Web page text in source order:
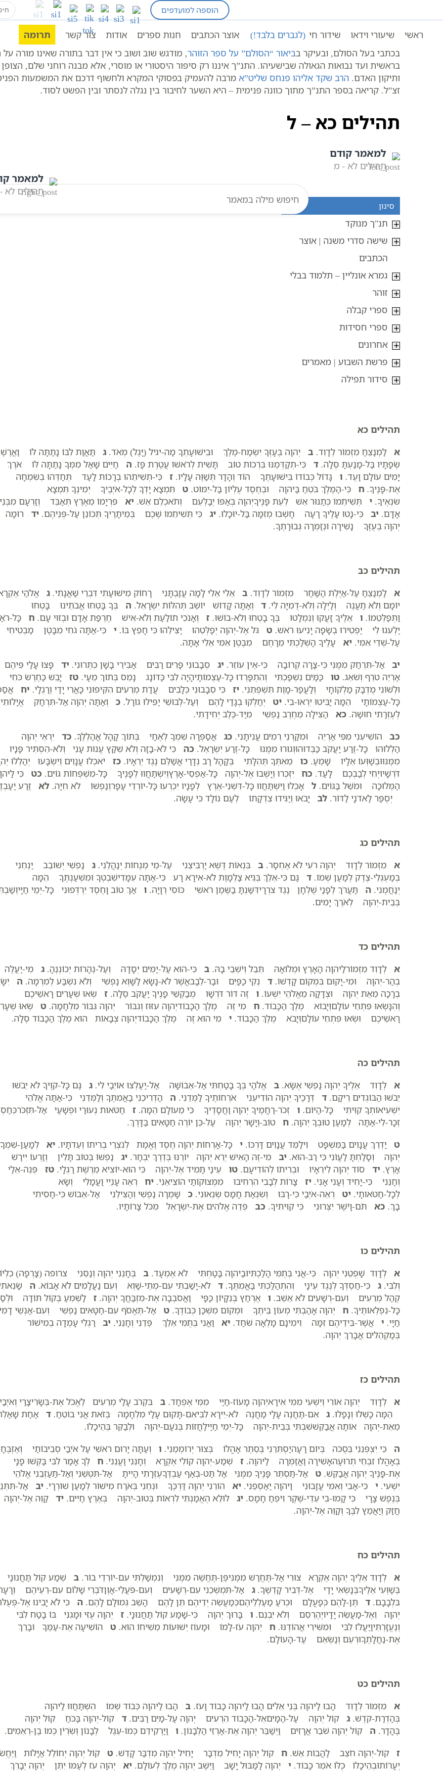
to
הוספה למועדפים for:
ראשי שיעורי וידאו שידור חי (לגברים בלבד!) אוצר הכתבים חנות ספרים אודות צור קשר תרומה
עמוד ראשי אוצר הכתבים כתובים תהילים תהילים כא – ל
בכתבי בעל הסולם, ובעיקר בביאור “הסולם” על ספר הזוהר, מודגש שוב ושוב כי אין דבר בתורה שאינו מורה
בראשית ועד נבואות הגאולה שבישעיהו. התנ”ך איננו רק סיפור היסטורי או מוסרי, אלא מבנה רוחני שלם,
ותיקון האדם. הרב שקד אליהו פנחס שליט”א מרבה להעמיק בפסוקי המקרא ולחשוף דרכם את המשמעות
זצ”ל. קריאה בספר התנ”ך מתוך כוונה פנימית – היא השער לחיבור בין נגלה לנסתר ובין הפשט לסוד.
תהילים כא – ל
למאמר קודם
תהילים לא - מ
תהילים כא
א לַמְנַצֵּחַ מִזְמוֹר לְדָוִד. ב יְהוָה בְּעָזְּךָ יִשְׂמַח-מֶלֶךְ וּבִישׁוּעָתְךָ מַה-יגיל (יָּגֶל) מְאֹד. ג תַּאֲוַת לִבּוֹ נָתַתָּה לּוֹ
שְׂפָתָיו בַּל-מָנַעְתָּ סֶּלָה. ד כִּי-תְקַדְּמֶנּוּ בִּרְכוֹת טוֹב תָּשִׁית לְרֹאשׁוֹ עֲטֶרֶת פָּז. ה חַיִּים שָׁאַל מִמְּךָ נָתַתָּה לּוֹ אֹרֶךְ
יָמִים עוֹלָם וָעֶד. ו גָּדוֹל כְּבוֹדוֹ בִּישׁוּעָתֶךָ הוֹד וְהָדָר תְּשַׁוֶּה עָלָיו. ז כִּי-תְשִׁיתֵהוּ בְרָכוֹת לָעַד תְּחַדֵּהוּ בְשִׂמְחָה
אֶת-פָּנֶיךָ. ח כִּי-הַמֶּלֶךְ בֹּטֵחַ בַּיהוָה וּבְחֶסֶד עֶלְיוֹן בַּל-יִמּוֹט. ט תִּמְצָא יָדְךָ לְכָל-אֹיְבֶיךָ יְמִינְךָ תִּמְצָא
שֹׂנְאֶיךָ. י תְּשִׁיתֵמוֹ כְּתַנּוּר אֵשׁ לְעֵת פָּנֶיךָיְהוָה בְּאַפּוֹ יְבַלְּעֵם וְתֹאכְלֵם אֵשׁ. יא פִּרְיָמוֹ מֵאֶרֶץ תְּאַבֵּד וְזַרְעָם מִבְּנֵי
אָדָם. יב כִּי-נָטוּ עָלֶיךָ רָעָה חָשְׁבוּ מְזִמָּה בַּל-יוּכָלוּ. יג כִּי תְּשִׁיתֵמוֹ שֶׁכֶם בְּמֵיתָרֶיךָ תְּכוֹנֵן עַל-פְּנֵיהֶם. יד רוּמָה
יְהוָה בְעֻזֶּךָ נָשִׁירָה וּנְזַמְּרָה גְּבוּרָתֶךָ.
תהילים כב
א לַמְנַצֵּחַ עַל-אַיֶּלֶת הַשַּׁחַר מִזְמוֹר לְדָוִד. ב אֵלִי אֵלִי לָמָה עֲזַבְתָּנִי רָחוֹק מִישׁוּעָתִי דִּבְרֵי שַׁאֲגָתִי. ג אֱלֹהַי
יוֹמָם וְלֹא תַעֲנֶה וְלַיְלָה וְלֹא-דֻמִיָּה לִי. ד וְאַתָּה קָדוֹשׁ יוֹשֵׁב תְּהִלּוֹת יִשְׂרָאֵל. ה בְּךָ בָּטְחוּ אֲבֹתֵינוּ בָּטְחוּ
וַתְּפַלְּטֵמוֹ. ו אֵלֶיךָ זָעֲקוּ וְנִמְלָטוּ בְּךָ בָטְחוּ וְלֹא-בוֹשׁוּ. ז וְאָנֹכִי תוֹלַעַת וְלֹא-אִישׁ חֶרְפַּת אָדָם וּבְזוּי עָם. ח כָּל-
יַלְעִגוּ לִי יַפְטִירוּ בְשָׂפָה יָנִיעוּ רֹאשׁ. ט גֹּל אֶל-יְהוָה יְפַלְּטֵהוּ יַצִּילֵהוּ כִּי חָפֵץ בּוֹ. י כִּי-אַתָּה גֹחִי מִבָּטֶן מַבְטִיחִי
עַל-שְׁדֵי אִמִּי. יא עָלֶיךָ הָשְׁלַכְתִּי מֵרָחֶם מִבֶּטֶן אִמִּי אֵלִי אָתָּה.
יב אַל-תִּרְחַק מִמֶּנִּי כִּי-צָרָה קְרוֹבָה כִּי-אֵין עוֹזֵר. יג סְבָבוּנִי פָּרִים רַבִּים אַבִּירֵי בָשָׁן כִּתְּרוּנִי. יד פָּצוּ עָלַי
אַרְיֵה טֹרֵף וְשֹׁאֵג. טו כַּמַּיִם נִשְׁפַּכְתִּי וְהִתְפָּרְדוּ כָּל-עַצְמוֹתָיהָיָה לִבִּי כַּדּוֹנָג נָמֵס בְּתוֹךְ מֵעָי. טז יָבֵשׁ כַּחֶרֶשׂ כֹּחִי
וּלְשׁוֹנִי מֻדְבָּק מַלְקוֹחָי וְלַעֲפַר-מָוֶת תִּשְׁפְּתֵנִי. יז כִּי סְבָבוּנִי כְּלָבִים עֲדַת מְרֵעִים הִקִּיפוּנִי כָּאֲרִי יָדַי וְרַגְלָי. יח
כָּל-עַצְמוֹתָי הֵמָּה יַבִּיטוּ יִרְאוּ-בִי. יט יְחַלְּקוּ בְגָדַי לָהֶם וְעַל-לְבוּשִׁי יַפִּילוּ גוֹרָל. כ וְאַתָּה יְהוָה אַל-תִּרְחָק אֱיָלוּתִי
לְעֶזְרָתִי חוּשָׁה. כא הַצִּילָה מֵחֶרֶב נַפְשִׁי מִיַּד-כֶּלֶב יְחִידָתִי.
כב הוֹשִׁיעֵנִי מִפִּי אַרְיֵה וּמִקַּרְנֵי רֵמִים עֲנִיתָנִי. כג אֲסַפְּרָה שִׁמְךָ לְאֶחָי בְּתוֹךְ קָהָל אֲהַלְלֶךָּ. כד יִרְאֵי יְהוָה
הַלְלוּהוּ כָּל-זֶרַע יַעֲקֹב כַּבְּדוּהוּוְגוּרוּ מִמֶּנּוּ כָּל-זֶרַע יִשְׂרָאֵל. כה כִּי לֹא-בָזָה וְלֹא שִׁקַּץ עֱנוּת עָנִי וְלֹא-הִסְתִּיר פָּנָיו
מִמֶּנּוּוּבְשַׁוְּעוֹ אֵלָיו שָׁמֵעַ. כו מֵאִתְּךָ תְּהִלָּתִי בְּקָהָל רָב נְדָרַי אֲשַׁלֵּם נֶגֶד יְרֵאָיו. כז יֹאכְלוּ עֲנָוִים וְיִשְׂבָּעוּ יְהַלְלוּ
דֹּרְשָׁיויְחִי לְבַבְכֶם לָעַד. כח יִזְכְּרוּ וְיָשֻׁבוּ אֶל-יְהוָה כָּל-אַפְסֵי-אָרֶץוְיִשְׁתַּחֲווּ לְפָנֶיךָ כָּל-מִשְׁפְּחוֹת גּוֹיִם. כט כִּי
הַמְּלוּכָה וּמֹשֵׁל בַּגּוֹיִם. ל אָכְלוּ וַיִּשְׁתַּחֲווּ כָּל-דִּשְׁנֵי-אֶרֶץ לְפָנָיו יִכְרְעוּ כָּל-יוֹרְדֵי עָפָרוְנַפְשׁוֹ לֹא חִיָּה. לא זֶרַע
יְסֻפַּר לַאדֹנָי לַדּוֹר. לב יָבֹאוּ וְיַגִּידוּ צִדְקָתוֹ לְעַם נוֹלָד כִּי עָשָׂה.
תהילים כג
א מִזְמוֹר לְדָוִד יְהוָה רֹעִי לֹא אֶחְסָר. ב בִּנְאוֹת דֶּשֶׁא יַרְבִּיצֵנִי עַל-מֵי מְנֻחוֹת יְנַהֲלֵנִי. ג נַפְשִׁי יְשׁוֹבֵב יַנְחֵנִי
בְמַעְגְּלֵי-צֶדֶק לְמַעַן שְׁמוֹ. ד גַּם כִּי-אֵלֵךְ בְּגֵיא צַלְמָוֶת לֹא-אִירָא רָע כִּי-אַתָּה עִמָּדִישִׁבְטְךָ וּמִשְׁעַנְתֶּךָ הֵמָּה
יְנַחֲמֻנִי. ה תַּעֲרֹךְ לְפָנַי שֻׁלְחָן נֶגֶד צֹרְרָידִּשַּׁנְתָּ בַשֶּׁמֶן רֹאשִׁי כּוֹסִי רְוָיָה. ו אַךְ טוֹב וָחֶסֶד יִרְדְּפוּנִי כָּל-יְמֵי
בְּבֵית-יְהוָה לְאֹרֶךְ יָמִים.
תהילים כד
א לְדָוִד מִזְמוֹרלַיהוָה הָאָרֶץ וּמְלוֹאָהּ תֵּבֵל וְיֹשְׁבֵי בָהּ. ב כִּי-הוּא עַל-יַמִּים יְסָדָהּ וְעַל-נְהָרוֹת יְכוֹנְנֶהָ. ג מִי-יַעֲלֶה
בְהַר-יְהוָה וּמִי-יָקוּם בִּמְקוֹם קָדְשׁוֹ. ד נְקִי כַפַּיִם וּבַר-לֵבָבאֲשֶׁר לֹא-נָשָׂא לַשָּׁוְא נַפְשִׁי וְלֹא נִשְׁבַּע לְמִרְמָה. ה
בְרָכָה מֵאֵת יְהוָה וּצְדָקָה מֵאֱלֹהֵי יִשְׁעוֹ. ו זֶה דּוֹר דֹּרְשָׁו מְבַקְשֵׁי פָנֶיךָ יַעֲקֹב סֶלָה. ז שְׂאוּ שְׁעָרִים רָאשֵׁיכֶם
וְהִנָּשְׂאוּ פִּתְחֵי עוֹלָםוְיָבוֹא מֶלֶךְ הַכָּבוֹד. ח מִי זֶה מֶלֶךְ הַכָּבוֹדיְהוָה עִזּוּז וְגִבּוֹר יְהוָה גִּבּוֹר מִלְחָמָה. ט שְׂאוּ
רָאשֵׁיכֶם וּשְׂאוּ פִּתְחֵי עוֹלָםוְיָבֹא מֶלֶךְ הַכָּבוֹד. י מִי הוּא זֶה מֶלֶךְ הַכָּבוֹדיְהוָה צְבָאוֹת הוּא מֶלֶךְ הַכָּבוֹד סֶלָה.
תהילים כה
א לְדָוִד אֵלֶיךָ יְהוָה נַפְשִׁי אֶשָּׂא. ב אֱלֹהַי בְּךָ בָטַחְתִּי אַל-אֵבוֹשָׁה אַל-יַעַלְצוּ אוֹיְבַי לִי. ג גַּם כָּל-קֹוֶיךָ לֹא יֵבֹשׁוּ
יֵבֹשׁוּ הַבּוֹגְדִים רֵיקָם. ד דְּרָכֶיךָ יְהוָה הוֹדִיעֵנִי אֹרְחוֹתֶיךָ לַמְּדֵנִי. ה הַדְרִיכֵנִי בַאֲמִתֶּךָ וְלַמְּדֵנִי כִּי-אַתָּה אֱלֹהֵי
יִשְׁעִיאוֹתְךָ קִוִּיתִי כָּל-הַיּוֹם. ו זְכֹר-רַחֲמֶיךָ יְהוָה וַחֲסָדֶיךָ כִּי מֵעוֹלָם הֵמָּה. ז חַטֹּאות נְעוּרַי וּפְשָׁעַי אַל-
זְכָר-לִי-אַתָּה לְמַעַן טוּבְךָ יְהוָה. ח טוֹב-וְיָשָׁר יְהוָה עַל-כֵּן יוֹרֶה חַטָּאִים בַּדָּרֶךְ.
ט יַדְרֵךְ עֲנָוִים בַּמִּשְׁפָּט וִילַמֵּד עֲנָוִים דַּרְכּוֹ. י כָּל-אָרְחוֹת יְהוָה חֶסֶד וֶאֱמֶת לְנֹצְרֵי בְרִיתוֹ וְעֵדֹתָיו. יא לְמַעַן-שִׁמְךָ
יְהוָה וְסָלַחְתָּ לַעֲו‍ֹנִי כִּי רַב-הוּא. יב מִי-זֶה הָאִישׁ יְרֵא יְהוָה יוֹרֶנּוּ בְּדֶרֶךְ יִבְחָר. יג נַפְשׁוֹ בְּטוֹב תָּלִין וְזַרְעוֹ יִירַשׁ
אָרֶץ. יד סוֹד יְהוָה לִירֵאָיו וּבְרִיתוֹ לְהוֹדִיעָם. טו עֵינַי תָּמִיד אֶל-יְהוָה כִּי הוּא-יוֹצִיא מֵרֶשֶׁת רַגְלָי. טז פְּנֵה-אֵלַי
וְחָנֵּנִי כִּי-יָחִיד וְעָנִי אָנִי. יז צָרוֹת לְבָבִי הִרְחִיבוּ מִמְּצוּקוֹתַי הוֹצִיאֵנִי. יח רְאֵה עָנְיִי וַעֲמָלִי וְשָׂא
לְכָל-חַטֹּאותָי. יט רְאֵה-אֹיְבַי כִּי-רָבּוּ וְשִׂנְאַת חָמָס שְׂנֵאוּנִי. כ שָׁמְרָה נַפְשִׁי וְהַצִּילֵנִי אַל-אֵבוֹשׁ כִּי-חָסִיתִי
בָךְ. כא תֹּם-וָיֹשֶׁר יִצְּרוּנִי כִּי קִוִּיתִיךָ. כב פְּדֵה אֱלֹהִים אֶת-יִשְׂרָאֵל מִכֹּל צָרוֹתָיו.
תהילים כו
א לְדָוִד שָׁפְטֵנִי יְהוָה כִּי-אֲנִי בְּתֻמִּי הָלַכְתִּיוּבַיהוָה בָּטַחְתִּי לֹא אֶמְעָד. ב בְּחָנֵנִי יְהוָה וְנַסֵּנִי צרופה (צָרְפָה)
וְלִבִּי. ג כִּי-חַסְדְּךָ לְנֶגֶד עֵינָי וְהִתְהַלַּכְתִּי בַּאֲמִתֶּךָ. ד לֹא-יָשַׁבְתִּי עִם-מְתֵי-שָׁוְא וְעִם נַעֲלָמִים לֹא אָבוֹא. ה
קְהַל מְרֵעִים וְעִם-רְשָׁעִים לֹא אֵשֵׁב. ו אֶרְחַץ בְּנִקָּיוֹן כַּפָּי וַאֲסֹבְבָה אֶת-מִזְבַּחֲךָ יְהוָה. ז לַשְׁמִעַ בְּקוֹל תּוֹדָה
כָּל-נִפְלְאוֹתֶיךָ. ח יְהוָה אָהַבְתִּי מְעוֹן בֵּיתֶךָ וּמְקוֹם מִשְׁכַּן כְּבוֹדֶךָ. ט אַל-תֶּאֱסֹף עִם-חַטָּאִים נַפְשִׁי וְעִם-אַנְשֵׁי
חַיָּי. י אֲשֶׁר-בִּידֵיהֶם זִמָּה וִימִינָם מָלְאָה שֹּׁחַד. יא וַאֲנִי בְּתֻמִּי אֵלֵךְ פְּדֵנִי וְחָנֵּנִי. יב רַגְלִי עָמְדָה בְמִישׁוֹר
בְּמַקְהֵלִים אֲבָרֵךְ יְהוָה.
תהילים כז
א לְדָוִד יְהוָה אוֹרִי וְיִשְׁעִי מִמִּי אִירָאיְהוָה מָעוֹז-חַיַּי מִמִּי אֶפְחָד. ב בִּקְרֹב עָלַי מְרֵעִים לֶאֱכֹל אֶת-בְּשָׂרִיצָרַי
הֵמָּה כָשְׁלוּ וְנָפָלוּ. ג אִם-תַּחֲנֶה עָלַי מַחֲנֶה לֹא-יִירָא לִבִּיאִם-תָּקוּם עָלַי מִלְחָמָה בְּזֹאת אֲנִי בוֹטֵחַ. ד אַחַת
מֵאֵת-יְהוָה אוֹתָהּ אֲבַקֵּשׁשִׁבְתִּי בְּבֵית-יְהוָה כָּל-יְמֵי חַיַּילַחֲזוֹת בְּנֹעַם-יְהוָה וּלְבַקֵּר בְּהֵיכָלוֹ.
ה כִּי יִצְפְּנֵנִי בְּסֻכֹּה בְּיוֹם רָעָהיַסְתִּרֵנִי בְּסֵתֶר אָהֳלוֹ בְּצוּר יְרוֹמְמֵנִי. ו וְעַתָּה יָרוּם רֹאשִׁי עַל אֹיְבַי סְבִיבוֹתַי
בְאָהֳלוֹ זִבְחֵי תְרוּעָהאָשִׁירָה וַאֲזַמְּרָה לַיהוָה. ז שְׁמַע-יְהוָה קוֹלִי אֶקְרָא וְחָנֵּנִי וַעֲנֵנִי. ח לְךָ אָמַר לִבִּי בַּקְּשׁוּ פָנָי
אֶת-פָּנֶיךָ יְהוָה אֲבַקֵּשׁ. ט אַל-תַּסְתֵּר פָּנֶיךָ מִמֶּנִּי אַל תַּט-בְּאַף עַבְדֶּךָעֶזְרָתִי הָיִיתָ אַל-תִּטְּשֵׁנִי וְאַל-תַּעַזְבֵנִי אֱלֹהֵי
יִשְׁעִי. י כִּי-אָבִי וְאִמִּי עֲזָבוּנִי וַיהוָה יַאַסְפֵנִי. יא הוֹרֵנִי יְהוָה דַּרְכֶּךָ וּנְחֵנִי בְּאֹרַח מִישׁוֹר לְמַעַן שׁוֹרְרָי. יב אַל-
בְּנֶפֶשׁ צָרָי כִּי קָמוּ-בִי עֵדֵי-שֶׁקֶר וִיפֵחַ חָמָס. יג לוּלֵא הֶאֱמַנְתִּי לִרְאוֹת בְּטוּב-יְהוָה בְּאֶרֶץ חַיִּים. יד קַוֵּה אֶל-
חֲזַק וְיַאֲמֵץ לִבֶּךָ וְקַוֵּה אֶל-יְהוָה.
תהילים כח
א לְדָוִד אֵלֶיךָ יְהוָה אֶקְרָא צוּרִי אַל-תֶּחֱרַשׁ מִמֶּנִּיפֶּן-תֶּחֱשֶׁה מִמֶּנִּי וְנִמְשַׁלְתִּי עִם-יוֹרְדֵי בוֹר. ב שְׁמַע קוֹל תַּחֲנוּנַי
בְּשַׁוְּעִי אֵלֶיךָבְּנָשְׂאִי יָדַי אֶל-דְּבִיר קָדְשֶׁךָ. ג אַל-תִּמְשְׁכֵנִי עִם-רְשָׁעִים וְעִם-פֹּעֲלֵי-אָוֶןדֹּבְרֵי שָׁלוֹם עִם-רֵעֵיהֶם
בִּלְבָבָם. ד תֶּן-לָהֶם כְּפָעֳלָם וּכְרֹעַ מַעַלְלֵיהֶםכְּמַעֲשֵׂה יְדֵיהֶם תֵּן לָהֶם הָשֵׁב גְּמוּלָם לָהֶם. ה כִּי לֹא יָבִינוּ אֶל-
יְהוָה וְאֶל-מַעֲשֵׂה יָדָיויֶהֶרְסֵם וְלֹא יִבְנֵם. ו בָּרוּךְ יְהוָה כִּי-שָׁמַע קוֹל תַּחֲנוּנָי. ז יְהוָה עֻזִּי וּמָגִנִּי בּוֹ בָטַח לִבִּי
וְנֶעֱזָרְתִּיוַיַּעֲלֹז לִבִּי וּמִשִּׁירִי אֲהוֹדֶנּוּ. ח יְהוָה עֹז-לָמוֹ וּמָעוֹז יְשׁוּעוֹת מְשִׁיחוֹ הוּא. ט הוֹשִׁיעָה אֶת-עַמֶּךָ וּבָרֵךְ
אֶת-נַחֲלָתֶךָוּרְעֵם וְנַשְּׂאֵם עַד-הָעוֹלָם.
תהילים כט
א מִזְמוֹר לְדָוִד הָבוּ לַיהוָה בְּנֵי אֵלִים הָבוּ לַיהוָה כָּבוֹד וָעֹז. ב הָבוּ לַיהוָה כְּבוֹד שְׁמוֹ הִשְׁתַּחֲווּ לַיהוָה
בְּהַדְרַת-קֹדֶשׁ. ג קוֹל יְהוָה עַל-הַמָּיִםאֵל-הַכָּבוֹד הִרְעִים יְהוָה עַל-מַיִם רַבִּים. ד קוֹל-יְהוָה בַּכֹּחַ קוֹל יְהוָה
בֶּהָדָר. ה קוֹל יְהוָה שֹׁבֵר אֲרָזִים וַיְשַׁבֵּר יְהוָה אֶת-אַרְזֵי הַלְּבָנוֹן. ו וַיַּרְקִידֵם כְּמוֹ-עֵגֶל לְבָנוֹן וְשִׂרְיֹן כְּמוֹ בֶן-רְאֵמִים.
ז קוֹל-יְהוָה חֹצֵב לַהֲבוֹת אֵשׁ. ח קוֹל יְהוָה יָחִיל מִדְבָּר יָחִיל יְהוָה מִדְבַּר קָדֵשׁ. ט קוֹל יְהוָה יְחוֹלֵל אַיָּלוֹת
יְעָרוֹתוּבְהֵיכָלוֹ כֻּלּוֹ אֹמֵר כָּבוֹד. י יְהוָה לַמַּבּוּל יָשָׁב וַיֵּשֶׁב יְהוָה מֶלֶךְ לְעוֹלָם. יא יְהוָה עֹז לְעַמּוֹ יִתֵּן יְהוָה יְבָרֵךְ
סינון
תנ"ך מנוקד
שישה סדרי משנה | אוצר
הכתבים
גמרא אונליין – תלמוד בבלי
זוהר
ספרי קבלה
ספרי חסידות
אחרונים
פרשת השבוע | מאמרים
סידור תפילה
למאמר
תהילים לא